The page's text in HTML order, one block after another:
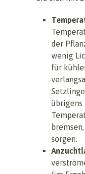
der
wenig
für
übrigens
sorgen.